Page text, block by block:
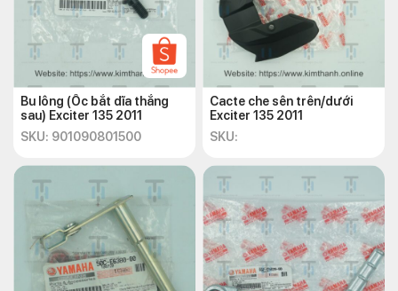
Bu lông (Ốc bắt dĩa thắng
sau) Exciter 135 2011
SKU: 901090801500
Cacte che sên trên/dưới
Exciter 135 2011
SKU: